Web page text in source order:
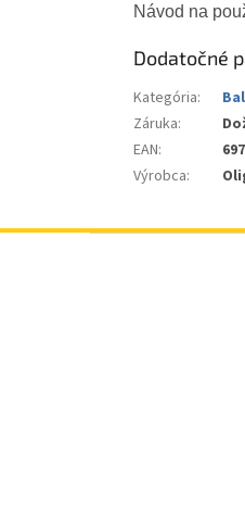
Návod na
Dodatočné
Kategória:
Záruka:
EAN:
Výrobca: